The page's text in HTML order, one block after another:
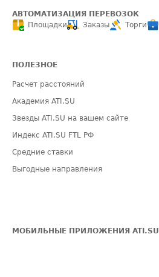
АВТОМАТИЗАЦИЯ ПЕРЕВОЗОК
Площадки
Заказы Торги
ПОЛЕЗНОЕ
Расчет расстояний
Академия ATI.SU
Звезды ATI.SU на вашем сайте
Индекс ATI.SU FTL РФ
Средние ставки
Выгодные направления
МОБИЛЬНЫЕ ПРИЛОЖЕНИЯ ATI.SU